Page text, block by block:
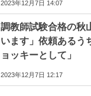
2023年12月7日 14:07
調教師試験合格の秋
います」依頼あるう
ョッキーとして」
2023年12月7日 12:17